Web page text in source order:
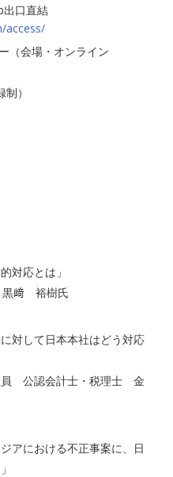
出口直結
access/
（会場・オンライン
）
対応とは」
﨑 裕樹氏
対して日本本社はどう対応
公認会計士・税理士 金
アにおける不正事案に、日